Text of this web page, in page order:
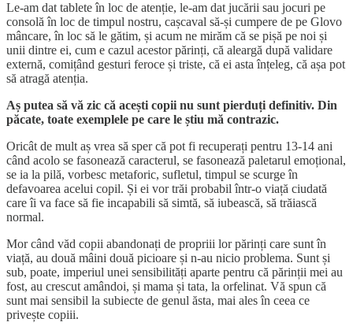
Le-am dat tablete în loc de atenție, le-am dat jucării sau jocuri pe
consolă în loc de timpul nostru, cașcaval să-și cumpere de pe Glovo
mâncare, în loc să le gătim, și acum ne mirăm că se pișă pe noi și
unii dintre ei, cum e cazul acestor părinți, că aleargă după validare
externă, comițând gesturi feroce și triste, că ei asta înțeleg, că așa pot
să atragă atenția.
Aș putea să vă zic că acești copii nu sunt pierduți definitiv. Din
păcate, toate exemplele pe care le știu mă contrazic.
Oricât de mult aș vrea să sper că pot fi recuperați pentru 13-14 ani
când acolo se fasonează caracterul, se fasonează paletarul emoțional,
se ia la pilă, vorbesc metaforic, sufletul, timpul se scurge în
defavoarea acelui copil. Și ei vor trăi probabil într-o viață ciudată
care îi va face să fie incapabili să simtă, să iubească, să trăiască
normal.
Mor când văd copii abandonați de propriii lor părinți care sunt în
viață, au două mâini două picioare și n-au nicio problema. Sunt și
sub, poate, imperiul unei sensibilități aparte pentru că părinții mei au
fost, au crescut amândoi, și mama și tata, la orfelinat. Vă spun că
sunt mai sensibil la subiecte de genul ăsta, mai ales în ceea ce
privește copiii.